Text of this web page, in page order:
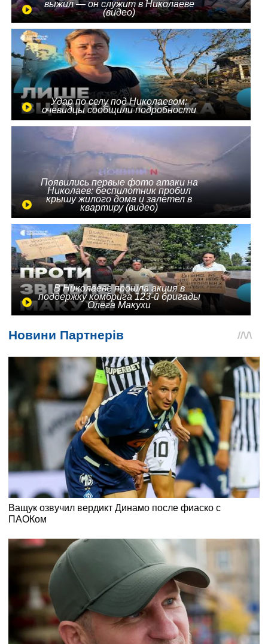
выжил — он служит в Николаеве
(видео)
Удар по селу под Николаевом:
очевидцы сообщили подробности
Появились первые фото атаки на
Николаев: беспилотник пробил
крышу жилого дома и залетел в
квартиру (видео)
В Николаеве прошла акция в
поддержку комбрига 123-й бригады
Олега Макухи